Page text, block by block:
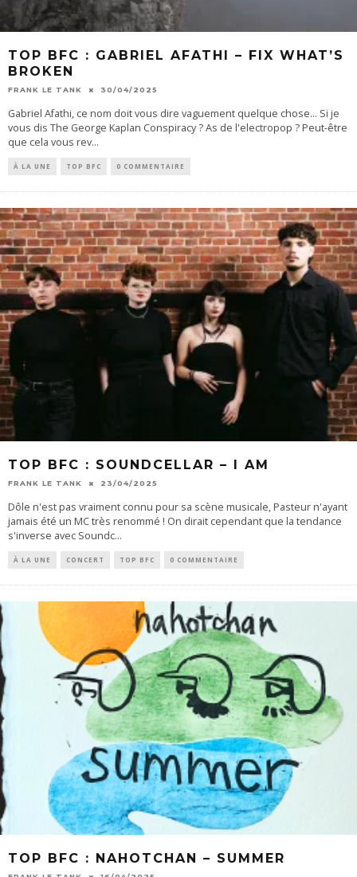
TOP BFC : GABRIEL AFATHI – FIX WHAT’S
BROKEN
FRANK LE TANK 30/04/2025
Gabriel Afathi, ce nom doit vous dire vaguement quelque chose... Si je
vous dis The George Kaplan Conspiracy ? As de l'electropop ? Peut-être
que cela vous rev...
À LA UNE TOP BFC 0 COMMENTAIRE
TOP BFC : SOUNDCELLAR – I AM
FRANK LE TANK 23/04/2025
Dôle n'est pas vraiment connu pour sa scène musicale, Pasteur n'ayant
jamais été un MC très renommé ! On dirait cependant que la tendance
s'inverse avec Soundc...
À LA UNE CONCERT TOP BFC 0 COMMENTAIRE
TOP BFC : NAHOTCHAN – SUMMER